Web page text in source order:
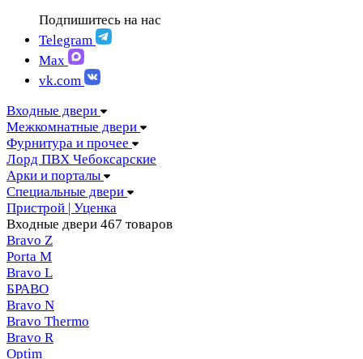
ЛОРД Чебоксары
Складные двери
Скрытые двери
FELICIA | Феличия
FUTURISTIC | Футуристик
ITALY | Италия
KANTRI | Кантри
LUMI LINE | Люми лайн
MIA MARIA | Мия Мария
MILETTI | Милетти
MODERN | Модерн
MOLLE | Молле
MONTE | Монте
PRIMA | Прима
RENAISSANCE | Ренессанс
RILIEVO | Рильево
STYLE | Стайл
TECHNO | Техно
TOCCO | ТОККО
VILLA KANTRI | Вилла кантри
Подпишитесь на нас
Telegram
Max
vk.com
Входные двери
Межкомнатные двери
Фурнитура и прочее
Лорд ПВХ Чебоксарские
Арки и порталы
Специальные двери
Пристрой | Уценка
Входные двери 467 товаров
Bravo Z
Porta М
Bravo L
БРАВО
Bravo N
Bravo Thermo
Bravo R
Optim